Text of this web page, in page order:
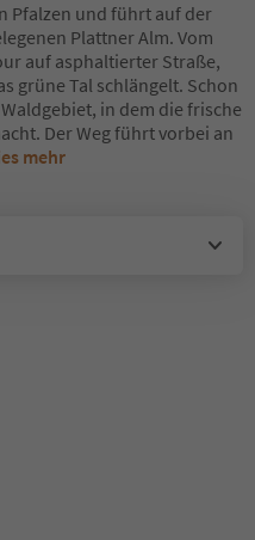
Pfalzen und führt auf der
Plattner Alm. Vom
auf asphaltierter Straße,
grüne Tal schlängelt. Schon
in dem die frische
Der Weg führt vorbei an
mehr